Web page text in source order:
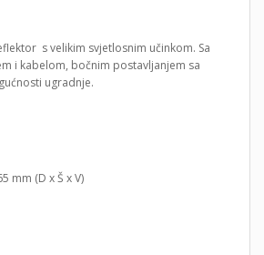
s velikim svjetlosnim učinkom. Sa
i kabelom, bočnim postavljanjem sa
ugradnje.
mm (D x Š x V)